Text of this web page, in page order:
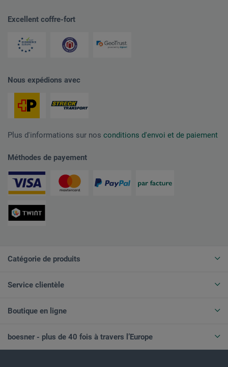
Excellent coffre-fort
Nous expédions avec
Plus d'informations sur nos conditions d'envoi et de paiement
Méthodes de payement
Catégorie de produits
Service clientèle
Boutique en ligne
boesner - plus de 40 fois à travers l’Europe